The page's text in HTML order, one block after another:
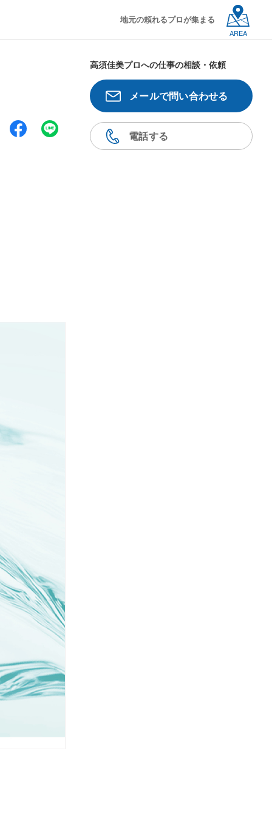
地元の頼れるプロが集まる
AREA
高須佳美プロへの仕事の相談・依頼
メールで問い合わせる
電話する